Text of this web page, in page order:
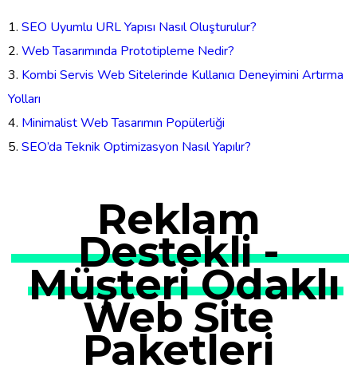
SEO Uyumlu URL Yapısı Nasıl Oluşturulur?
Web Tasarımında Prototipleme Nedir?
Kombi Servis Web Sitelerinde Kullanıcı Deneyimini Artırma
Yolları
Minimalist Web Tasarımın Popülerliği
SEO’da Teknik Optimizasyon Nasıl Yapılır?
Reklam
Destekli -
Müşteri Odaklı
Web Site
Paketleri